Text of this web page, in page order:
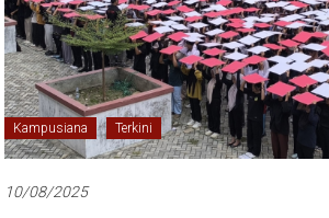
Kampusiana Terkini
10/08/2025